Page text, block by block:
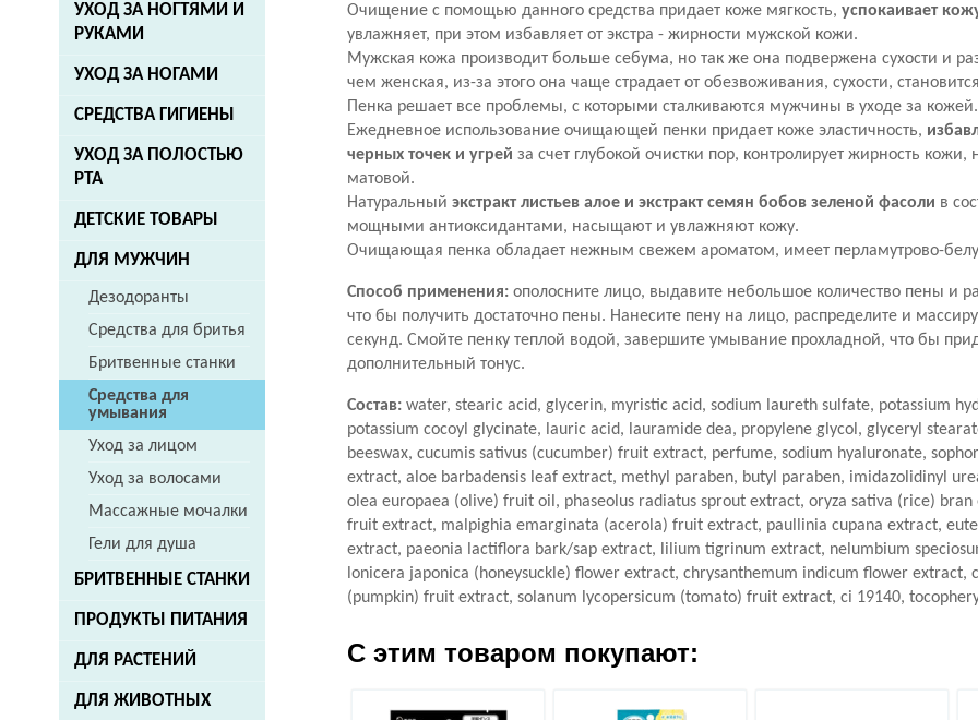
УХОД ЗА НОГТЯМИ И
РУКАМИ
УХОД ЗА НОГАМИ
СРЕДСТВА ГИГИЕНЫ
УХОД ЗА ПОЛОСТЬЮ
РТА
ДЕТСКИЕ ТОВАРЫ
ДЛЯ МУЖЧИН
Дезодоранты
Средства для бритья
Бритвенные станки
Средства для
умывания
Уход за лицом
Уход за волосами
Массажные мочалки
Гели для душа
БРИТВЕННЫЕ СТАНКИ
ПРОДУКТЫ ПИТАНИЯ
ДЛЯ РАСТЕНИЙ
ДЛЯ ЖИВОТНЫХ
Очищение с помощью данного средства придает коже мягкость,успокаивает
увлажняет, при этом избавляет от экстра - жирности мужской кожи.
Мужская кожа производит больше себума, но так же она подвержена сухости и
чем женская, из-за этого она чаще страдает от обезвоживания, сухости,
Пенка решает все проблемы, с которыми сталкиваются мужчины в уходе за кожей.
Ежедневное использование очищающей пенки придает коже эластичность,
черных точек и угрей за счет глубокой очистки пор, контролирует жирность кожи,
матовой.
Натуральныйэкстракт листьев алое и экстракт семян бобов зеленой фасоли в
мощными антиоксидантами, насыщают и увлажняют кожу.
Очищающая пенка обладает нежным свежем ароматом, имеет перламутрово-
Способ применения: ополосните лицо, выдавите небольшое количество пены и
что бы получить достаточно пены. Нанесите пену на лицо, распределите и
секунд. Смойте пенку теплой водой, завершите умывание прохладной, что бы
дополнительный тонус.
Состав: water, stearic acid, glycerin, myristic acid, sodium laureth sulfate, potassium
potassium cocoyl glycinate, lauric acid, lauramide dea, propylene glycol, glyceryl
beeswax, cucumis sativus (cucumber) fruit extract, perfume, sodium hyaluronate,
extract, aloe barbadensis leaf extract, methyl paraben, butyl paraben, imidazolidinyl
olea europaea (olive) fruit oil, phaseolus radiatus sprout extract, oryza sativa (rice)
fruit extract, malpighia emarginata (acerola) fruit extract, paullinia cupana extract,
extract, paeonia lactiflora bark/sap extract, lilium tigrinum extract, nelumbium
lonicera japonica (honeysuckle) flower extract, chrysanthemum indicum flower extract,
(pumpkin) fruit extract, solanum lycopersicum (tomato) fruit extract, ci 19140,
С этим товаром покупают: